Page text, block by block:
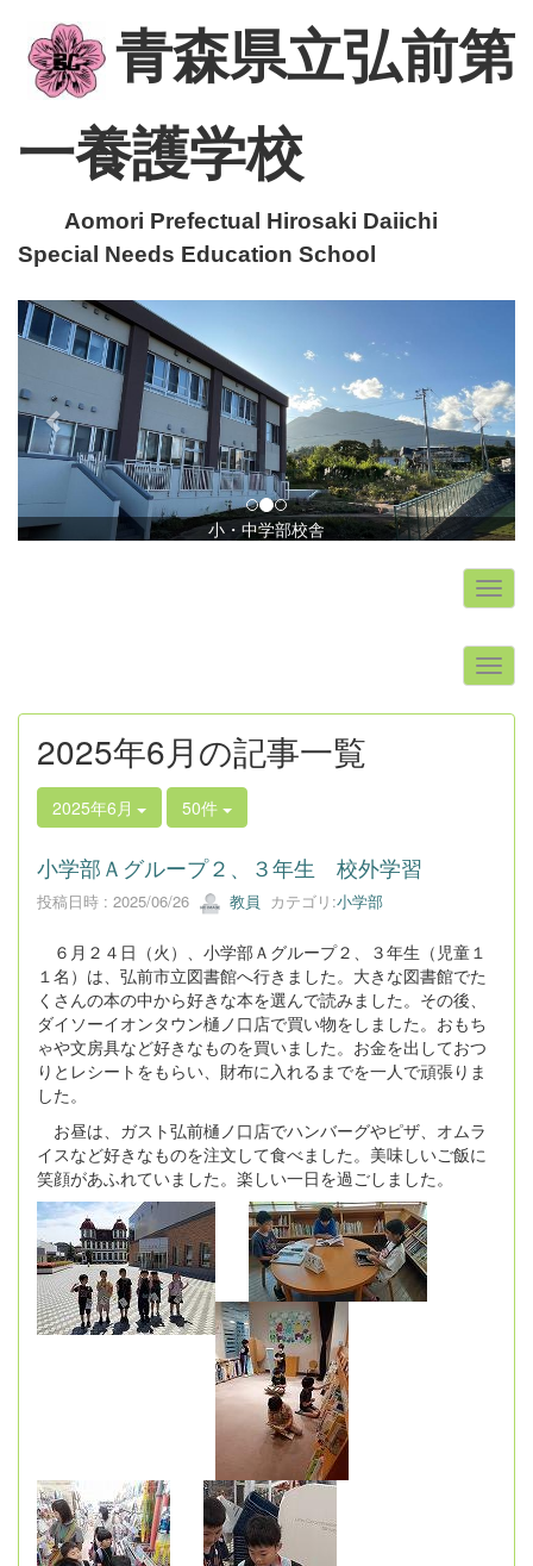
青森県立弘前第
一養護学校
Aomori Prefectual Hirosaki Daiichi
Special Needs Education School
小・中学部校舎
p
r
v
i
o
u
s
x
t
2025年6月の記事一覧
2025年6月 50件
小学部Ａグループ２、３年生 校外学習
投稿日時 : 2025/06/26 教員 カテゴリ:小学部
６月２４日（火）、小学部Ａグループ２、３年生（児童１
１名）は、弘前市立図書館へ行きました。大きな図書館でた
くさんの本の中から好きな本を選んで読みました。その後、
ダイソーイオンタウン樋ノ口店で買い物をしました。おもち
ゃや文房具など好きなものを買いました。お金を出しておつ
りとレシートをもらい、財布に入れるまでを一人で頑張りま
した。
お昼は、ガスト弘前樋ノ口店でハンバーグやピザ、オムラ
イスなど好きなものを注文して食べました。美味しいご飯に
笑顔があふれていました。楽しい一日を過ごしました。